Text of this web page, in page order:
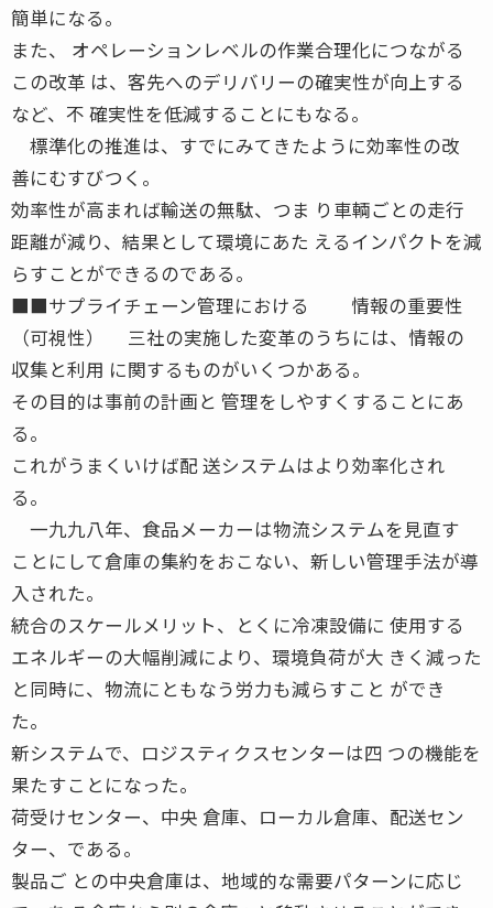
簡単になる。
また、 オペレーションレベルの作業合理化につながる
この改革 は、客先へのデリバリーの確実性が向上する
など、不 確実性を低減することにもなる。
標準化の推進は、すでにみてきたように効率性の改
善にむすびつく。
効率性が高まれば輸送の無駄、つま り車輌ごとの走行
距離が減り、結果として環境にあた えるインパクトを減
らすことができるのである。
■■サプライチェーン管理における 情報の重要性
（可視性） 三社の実施した変革のうちには、情報の
収集と利用 に関するものがいくつかある。
その目的は事前の計画と 管理をしやすくすることにあ
る。
これがうまくいけば配 送システムはより効率化され
る。
一九九八年、食品メーカーは物流システムを見直す
ことにして倉庫の集約をおこない、新しい管理手法が導
入された。
統合のスケールメリット、とくに冷凍設備に 使用する
エネルギーの大幅削減により、環境負荷が大 きく減った
と同時に、物流にともなう労力も減らすこと ができ
た。
新システムで、ロジスティクスセンターは四 つの機能を
果たすことになった。
荷受けセンター、中央 倉庫、ローカル倉庫、配送セン
ター、である。
製品ご との中央倉庫は、地域的な需要パターンに応じ